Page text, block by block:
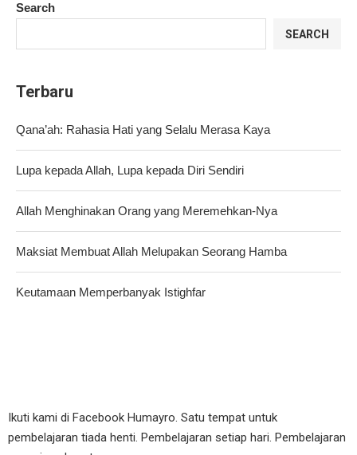
Search
SEARCH
Terbaru
Qana’ah: Rahasia Hati yang Selalu Merasa Kaya
Lupa kepada Allah, Lupa kepada Diri Sendiri
Allah Menghinakan Orang yang Meremehkan-Nya
Maksiat Membuat Allah Melupakan Seorang Hamba
Keutamaan Memperbanyak Istighfar
Ikuti kami di Facebook Humayro. Satu tempat untuk
pembelajaran tiada henti. Pembelajaran setiap hari. Pembelajaran